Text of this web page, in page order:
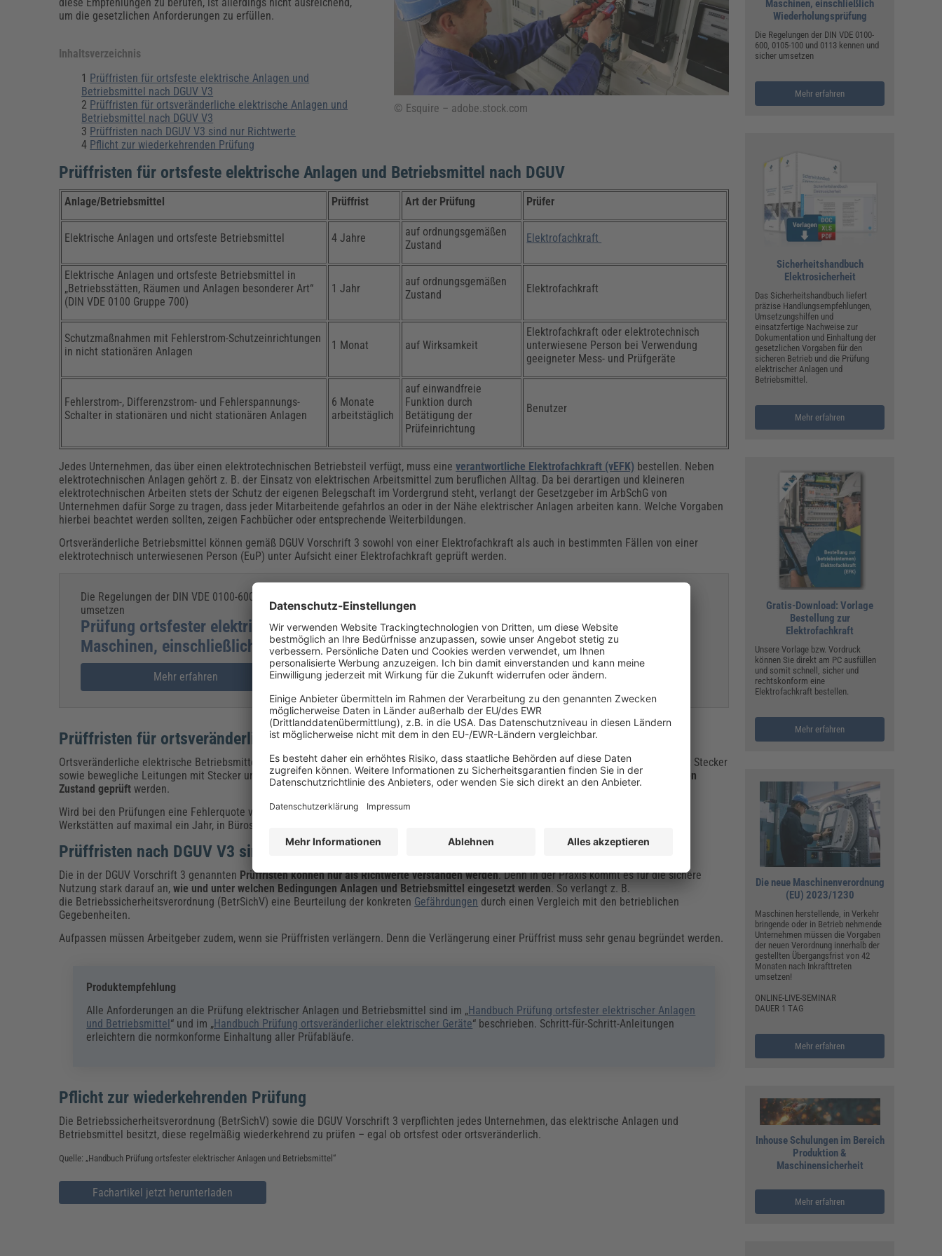
Energie & Umwelt
Führung & Management
Gesundheit & Pflege
Kommunales
Bauhof
Hausmeister & Haustechnik
Grünflächen
Recht, Sicherheit & Ordnung
Vergaberecht
Verkehrsrecht
Bau, Immobilien & Gebäudemanagement
Künstliche Intelligenz
Weiterbildungen (AKADEMIE HERKERT)
Künstliche Intelligenz
Personalmanagement
Fachpublikationen & Arbeitshilfen
Personalwesen Weiterbildungen (AKADEMIE HERKERT)
Personal, Ausbildung & Recht
Reisekosten und Finanzen
Weiterbildungen (AKADEMIE HERKERT)
Reisekosten & Finanzen
Fachpublikationen & Arbeitshilfen
Zollabwicklung & Exportabwicklung
© Esquire – adobe.stock.com
um die gesetzlichen Anforderungen zu erfüllen.
Inhaltsverzeichnis
Prüffristen für ortsfeste elektrische Anlagen und
Betriebsmittel nach DGUV V3
Prüffristen für ortsveränderliche elektrische Anlagen und
Betriebsmittel nach DGUV V3
Prüffristen nach DGUV V3 sind nur Richtwerte
Pflicht zur wiederkehrenden Prüfung
Prüffristen für ortsfeste elektrische Anlagen und Betriebsmittel nach DGUV
Anlage/Betriebsmittel Prüffrist Art der Prüfung Prüfer
Elektrische Anlagen und ortsfeste Betriebsmittel 4 Jahre
auf ordnungsgemäßen
Zustand
Elektrofachkraft
Elektrische Anlagen und ortsfeste Betriebsmittel in
„Betriebsstätten, Räumen und Anlagen besonderer Art“
(DIN VDE 0100 Gruppe 700)
1 Jahr
auf ordnungsgemäßen
Zustand
Elektrofachkraft
Schutzmaßnahmen mit Fehlerstrom-Schutzeinrichtungen
in nicht stationären Anlagen
1 Monat auf Wirksamkeit
Elektrofachkraft oder elektrotechnisch
unterwiesene Person bei Verwendung
geeigneter Mess- und Prüfgeräte
Fehlerstrom-, Differenzstrom- und Fehlerspannungs-
Schalter in stationären und nicht stationären Anlagen
6 Monate
arbeitstäglich
auf einwandfreie
Funktion durch
Betätigung der
Prüfeinrichtung
Benutzer
Jedes Unternehmen, das über einen elektrotechnischen Betriebsteil verfügt, muss eineverantwortliche Elektrofachkraft (vEFK) bestellen. Neben
elektrotechnischen Anlagen gehört z. B. der Einsatz von elektrischen Arbeitsmittel zum beruflichen Alltag. Da bei derartigen und kleineren
elektrotechnischen Arbeiten stets der Schutz der eigenen Belegschaft im Vordergrund steht, verlangt der Gesetzgeber im ArbSchG von
Unternehmen dafür Sorge zu tragen, dass jeder Mitarbeitende gefahrlos an oder in der Nähe elektrischer Anlagen arbeiten kann. Welche Vorgaben
hierbei beachtet werden sollten, zeigen Fachbücher oder entsprechende Weiterbildungen.
Ortsveränderliche Betriebsmittel können gemäß DGUV Vorschrift 3 sowohl von einer Elektrofachkraft als auch in bestimmten Fällen von einer
elektrotechnisch unterwiesenen Person (EuP) unter Aufsicht einer Elektrofachkraft geprüft werden.
Die Regelungen der DIN VDE 0100-600, 0105-100 und 0113 kennen und sicher
umsetzen
Prüfung ortsfester elektrischer Anlagen und
Maschinen, einschließlich Wiederholungsprüfung
Mehr erfahren
Prüffristen für ortsveränderliche elektrische Anlagen und Betriebsmittel nach DGUV
Ortsveränderliche elektrische Betriebsmittel, Verlängerungs- und Geräteanschlussleitungen mit Steckvorrichtungen, Anschlussleitungen mit Stecker
sowie bewegliche Leitungen mit Stecker und Festanschluss solltenalle 6 Monate, auf Baustellen alle 3 Monate auf einen ordnungsgemäßen
Zustand geprüft werden.
Wird bei den Prüfungen eine Fehlerquote von < 2 % erreicht, kann diePrüffrist verlängert
Werkstätten auf maximal ein Jahr, in Büros auf höchstens zwei Jahre.
Prüffristen nach DGUV V3 sind nur Richtwerte
Die in der DGUV Vorschrift 3 genannten Prüffristen können nur als Richtwerte verstanden werden. Denn in der Praxis kommt es für die sichere
Nutzung stark darauf an,wie und unter welchen Bedingungen Anlagen und Betriebsmittel eingesetzt werden. So verlangt z. B.
die Betriebssicherheitsverordnung (BetrSichV) eine Beurteilung der konkreten Gefährdungen durch einen Vergleich mit den betrieblichen
Gegebenheiten.
Aufpassen müssen Arbeitgeber zudem, wenn sie Prüffristen verlängern. Denn die Verlängerung einer Prüffrist muss sehr genau begründet werden.
Produktempfehlung
Alle Anforderungen an die Prüfung elektrischer Anlagen und Betriebsmittel sind im „Handbuch Prüfung ortsfester elektrischer Anlagen
und Betriebsmittel“ und im „Handbuch Prüfung ortsveränderlicher elektrischer Geräte“ beschrieben. Schritt-für-Schritt-Anleitungen
erleichtern die normkonforme Einhaltung aller Prüfabläufe.
Pflicht zur wiederkehrenden Prüfung
Die Betriebssicherheitsverordnung (BetrSichV) sowie die DGUV Vorschrift 3 verpflichten jedes Unternehmen, das elektrische Anlagen und
Betriebsmittel besitzt, diese regelmäßig wiederkehrend zu prüfen – egal ob ortsfest oder ortsveränderlich.
Quelle: „Handbuch Prüfung ortsfester elektrischer Anlagen und Betriebsmittel“
Fachartikel jetzt herunterladen
Maschinen, einschließlich
Wiederholungsprüfung
Die Regelungen der DIN VDE 0100-
600, 0105-100 und 0113 kennen und
sicher umsetzen
Mehr erfahren
Sicherheitshandbuch
Elektrosicherheit
Das Sicherheitshandbuch liefert
präzise Handlungsempfehlungen,
Umsetzungshilfen und
einsatzfertige Nachweise zur
Dokumentation und Einhaltung der
gesetzlichen Vorgaben für den
sicheren Betrieb und die Prüfung
elektrischer Anlagen und
Betriebsmittel.
Mehr erfahren
Gratis-Download: Vorlage
Bestellung zur
Elektrofachkraft
Unsere Vorlage bzw. Vordruck
können Sie direkt am PC ausfüllen
und somit schnell, sicher und
rechtskonform eine
Elektrofachkraft bestellen.
Mehr erfahren
Die neue Maschinenverordnung
(EU) 2023/1230
Maschinen herstellende, in Verkehr
bringende oder in Betrieb nehmende
Unternehmen müssen die Vorgaben
der neuen Verordnung innerhalb der
gestellten Übergangsfrist von 42
Monaten nach Inkrafttreten
umsetzen!
ONLINE-LIVE-SEMINAR
DAUER 1 TAG
Mehr erfahren
Inhouse Schulungen im Bereich
Produktion &
Maschinensicherheit
Mehr erfahren